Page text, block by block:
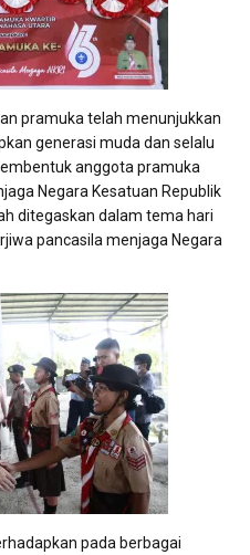
pramuka telah menunjukkan
generasi muda dan selalu
anggota pramuka
Negara Kesatuan Republik
ditegaskan dalam tema hari
pancasila menjaga Negara
pada berbagai